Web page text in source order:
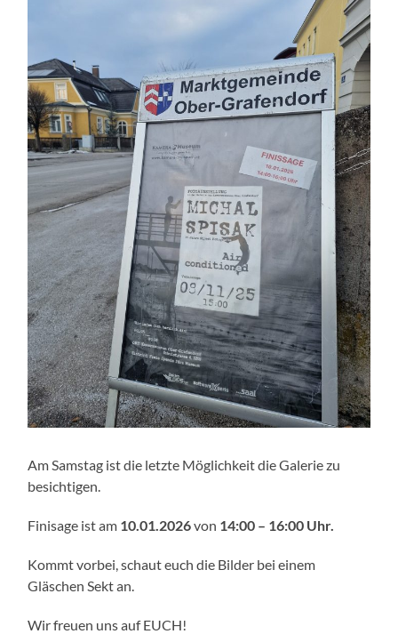
Am Samstag ist die letzte Möglichkeit die Galerie zu
besichtigen.
Finisage ist am 10.01.2026von 14:00 – 16:00 Uhr.
Kommt vorbei, schaut euch die Bilder bei einem
Gläschen Sekt an.
Wir freuen uns auf EUCH!